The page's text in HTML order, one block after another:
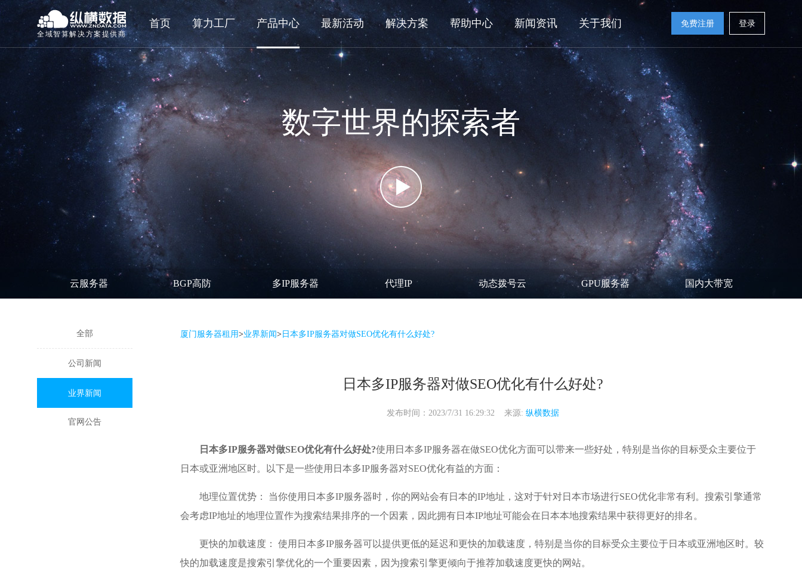
全域智算解决方案提供商
首页 算力工厂 产品中心 最新活动 解决方案 帮助中心 新闻资讯 关于我们 免费注册 登录
数字世界的探索者
云服务器 BGP高防 多IP服务器 代理IP 动态拨号云 GPU服务器 国内大带宽
全部
公司新闻
业界新闻
官网公告
厦门服务器租用>业界新闻> 日本多IP服务器对做SEO优化有什么好处?
日本多IP服务器对做SEO优化有什么好处?
发布时间：2023/7/31 16:29:32 来源: 纵横数据
日本多IP服务器对做SEO优化有什么好处?使用日本多IP服务器在做SEO优化方面可以带来一些好处，特别是当你的目标受众主要位于
日本或亚洲地区时。以下是一些使用日本多IP服务器对SEO优化有益的方面：
地理位置优势： 当你使用日本多IP服务器时，你的网站会有日本的IP地址，这对于针对日本市场进行SEO优化非常有利。搜索引擎通常
会考虑IP地址的地理位置作为搜索结果排序的一个因素，因此拥有日本IP地址可能会在日本本地搜索结果中获得更好的排名。
更快的加载速度： 使用日本多IP服务器可以提供更低的延迟和更快的加载速度，特别是当你的目标受众主要位于日本或亚洲地区时。较
快的加载速度是搜索引擎优化的一个重要因素，因为搜索引擎更倾向于推荐加载速度更快的网站。